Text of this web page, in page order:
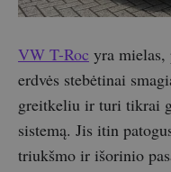
VW T-Roc yra
erdvės stebėtinai
greitkeliu ir turi tikrai
sistemą. Jis itin
triukšmo ir išorinio